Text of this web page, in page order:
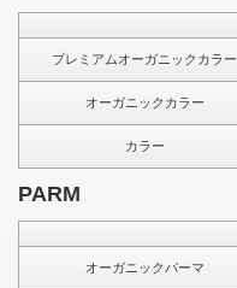
プレミアムオーガニックカラー
オーガニックカラー
カラー
PARM
オーガニックパーマ